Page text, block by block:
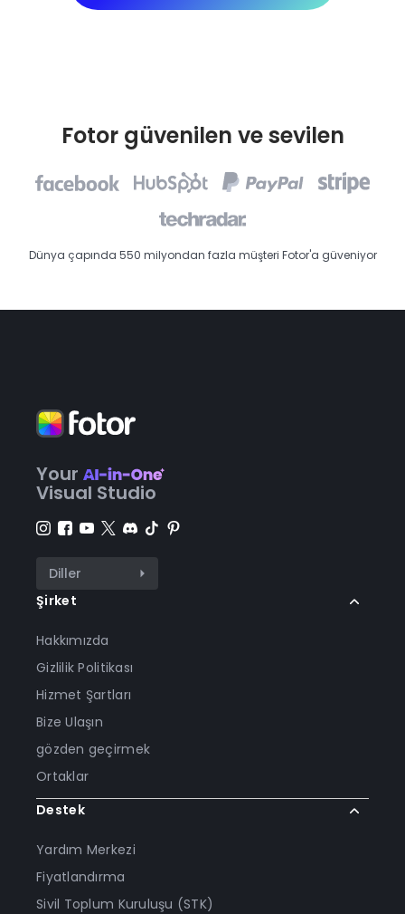
Fotor güvenilen ve sevilen
Dünya çapında 550 milyondan fazla müşteri Fotor'a güveniyor
Your
Visual Studio
Diller
Şirket
Hakkımızda
Gizlilik Politikası
Hizmet Şartları
Bize Ulaşın
gözden geçirmek
Ortaklar
Destek
Yardım Merkezi
Fiyatlandırma
Sivil Toplum Kuruluşu (STK)